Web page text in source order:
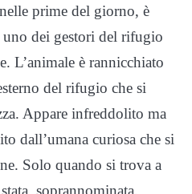
prime del giorno, è
dei gestori del rifugio
L’animale è rannicchiato
del rifugio che si
Appare infreddolito ma
dall’umana curiosa che si
Solo quando si trova a
soprannominata,